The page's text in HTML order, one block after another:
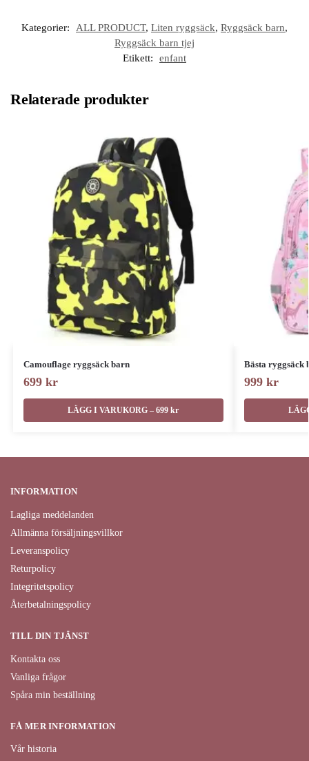
Kategorier: ALL PRODUCT, Liten ryggsäck, Ryggsäck barn,
Ryggsäck barn tjej
Etikett:
enfant
Relaterade produkter
Camouflage ryggsäck barn
699 kr
LÄGG I VARUKORG – 699 kr
Bästa ryggsäck
999 kr
INFORMATION
Lagliga meddelanden
Allmänna försäljningsvillkor
Leveranspolicy
Returpolicy
Integritetspolicy
Återbetalningspolicy
TILL DIN TJÄNST
Kontakta oss
Vanliga frågor
Spåra min beställning
FÅ MER INFORMATION
Vår historia